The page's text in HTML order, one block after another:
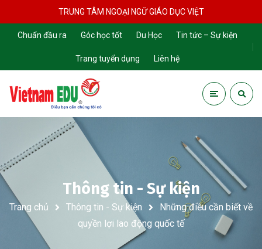
TRUNG TÂM NGOẠI NGỮ GIÁO DỤC VIỆT
Chuẩn đầu ra Góc học tốt Du Học Tin tức – Sự kiện
Trang tuyển dụng Liên hệ
Thông tin - Sự kiện
Trang chủ Thông tin - Sự kiện
Những điều cần biết về
quyền lợi lao động quốc tế